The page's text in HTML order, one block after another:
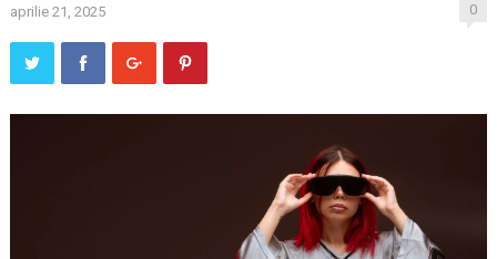
aprilie 21, 2025 0